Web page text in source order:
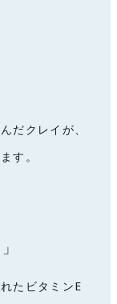
だクレイが、
す。
たビタミンE